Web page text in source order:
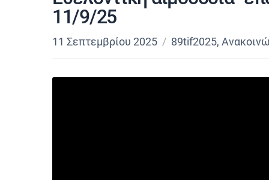
11/9/25
11 Σεπτεμβρίου 2025 89tif2025,